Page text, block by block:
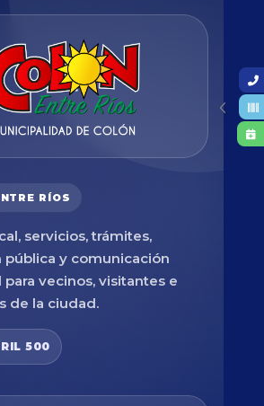
RÍOS
servicios, trámites,
pública y comunicación
vecinos, visitantes e
de la ciudad.
500